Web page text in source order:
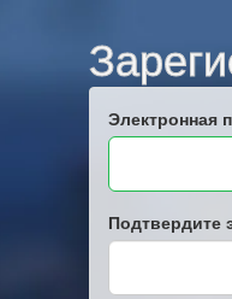
Электронная
Подтвердите